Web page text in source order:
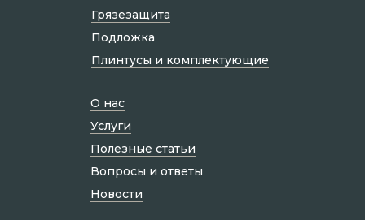
О нас
Услуги
Полезные статьи
Вопросы и ответы
Новости
Грязезащита
Подложка
Плинтусы и комплектующие